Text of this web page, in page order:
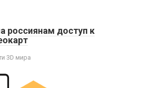
россиянам доступ к
3D мира